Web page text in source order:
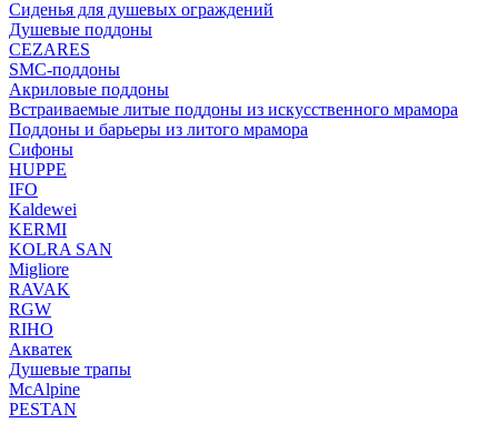
Сиденья для душевых ограждений
Душевые поддоны
CEZARES
SMC-поддоны
Акриловые поддоны
Встраиваемые литые поддоны из искусственного мрамора
Поддоны и барьеры из литого мрамора
Сифоны
HUPPE
IFO
Kaldewei
KERMI
KOLRA SAN
Migliore
RAVAK
RGW
RIHO
Акватек
Душевые трапы
McAlpine
PESTAN